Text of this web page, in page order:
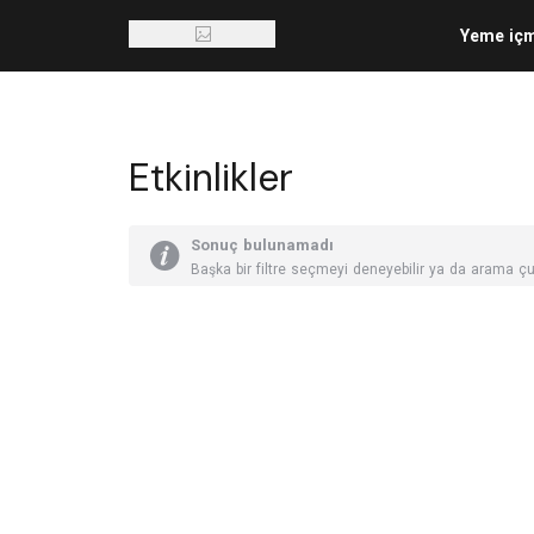
Yeme
Etkinlikler
Sonuç bulunamadı
Başka bir filtre seçmeyi deneyebilir ya da arama